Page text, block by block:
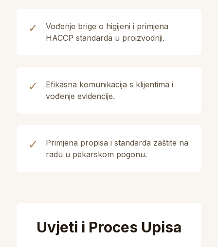
✓
Vođenje brige o higijeni i primjena
HACCP standarda u proizvodnji.
✓
Efikasna komunikacija s klijentima i
vođenje evidencije.
✓
Primjena propisa i standarda zaštite na
radu u pekarskom pogonu.
Uvjeti i Proces Upisa